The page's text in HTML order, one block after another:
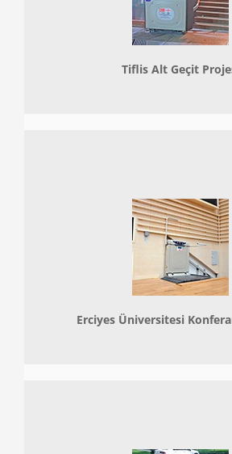
Tiflis Alt Geçit
Erciyes Üniversitesi